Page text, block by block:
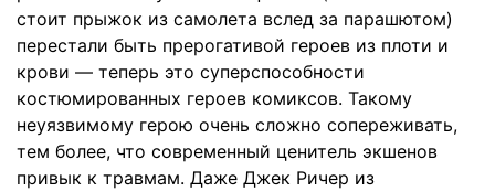
стоит прыжок из самолета вслед за парашютом)
перестали быть прерогативой героев из плоти и
крови — теперь это суперспособности
костюмированных героев комиксов. Такому
неуязвимому герою очень сложно сопереживать,
тем более, что современный ценитель экшенов
привык к травмам. Даже Джек Ричер из